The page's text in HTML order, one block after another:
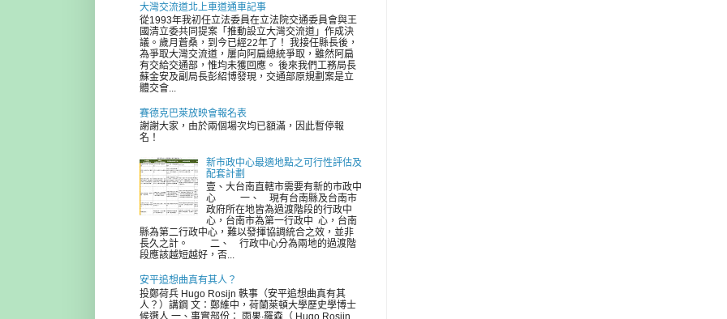
大灣交流道北上車道通車記事
從1993年我初任立法委員在立法院交通委員會與王
國清立委共同提案「推動設立大灣交流道」作成決
議。歲月蒼桑，到今已經22年了！ 我接任縣長後，
為爭取大灣交流道，屢向阿扁總統爭取，雖然阿扁
有交給交通部，惟均未獲回應。 後來我們工務局長
蘇金安及副局長彭紹博發現，交通部原規劃案是立
體交會...
賽德克巴萊放映會報名表
謝謝大家，由於兩個場次均已額滿，因此暫停報
名！
新市政中心最適地點之可行性評估及
配套計劃
壹、大台南直轄市需要有新的市政中
心 一、 現有台南縣及台南市
政府所在地皆為過渡階段的行政中
心，台南市為第一行政中 心，台南
縣為第二行政中心，難以發揮協調統合之效，並非
長久之計。 二、 行政中心分為兩地的過渡階
段應該越短越好，否...
安平追想曲真有其人？
投鄭荷兵 Hugo Rosijn 軼事（安平追想曲真有其
人？）講鋼 文：鄭維中，荷蘭萊頓大學歷史學博士
候選人 一、事實部份： 雨果‧羅森（ Hugo Rosijn